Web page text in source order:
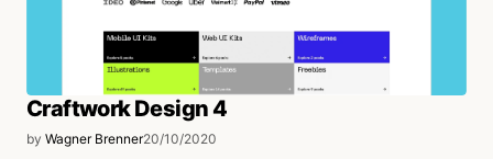
Craftwork Design 4
by Wagner Brenner20/10/2020